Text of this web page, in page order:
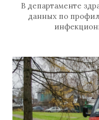
В департаменте
данных по